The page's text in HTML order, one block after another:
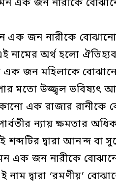
এক জন নারীকে
এক জন নারীকে
নামের অর্থ হলো
এক জন মহিলাকে
মতো উজ্জ্বল ভবিষ্যৎ
কোনো এক রাজার রানীকে
পার্বতীর ন্যায় ক্ষমতার
শব্দটির দ্বারা আনন্দ
এক জন নারীকে
নাম দ্বারা ‘রমণীয়’